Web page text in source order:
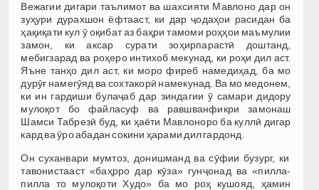
Вежагии дигари таълимот ва шахсияти Мавлоно дар он
зуҳури дурахшон ёфтааст, ки дар ҷодаҳои расидан ба
ҳақиқати кул ӯ оқибат аз баҳри тамоми роҳҳои маъмулии
замон, ки аксар сурати зоҳирпарастӣ доштанд,
мебигзарад ва роҳеро интихоб мекунад, ки роҳи дил аст.
Яъне танҳо дил аст, ки моро фиреб намедиҳад, ба мо
дурӯғ намегӯяд ва сохтакорӣ намекунад. Ва мо медонем,
ки ин гардиши булаҷаб дар зиндагии ӯ самари дидору
мулоқот бо файласуф ва равшванфикри замонаш
Шамси Табрезӣ буд, ки ҳаёти Мавлоноро ба куллӣ дигар
кард ва ӯро абадан сокини ҳарами дил гардонд.
Он суханвари мумтоз, донишманд ва сӯфии бузург, ки
тавонистааст «баҳрро дар кӯза» гунҷонад ва «пилла-
пилла то мулоқоти Худо» ба мо роҳ кушояд, ҳамин